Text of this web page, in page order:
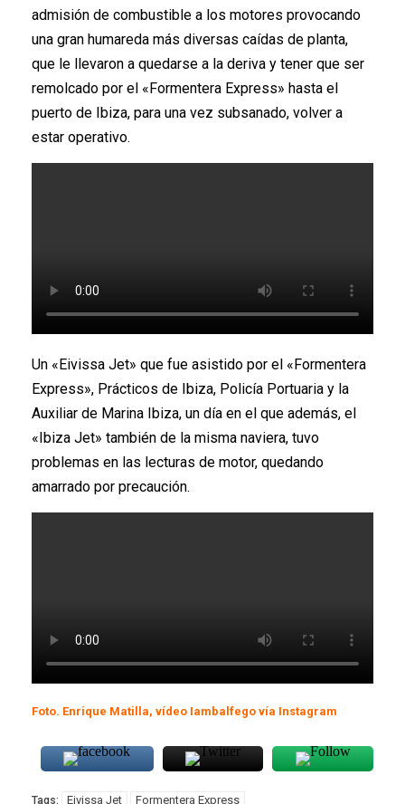
admisión de combustible a los motores provocando
una gran humareda más diversas caídas de planta,
que le llevaron a quedarse a la deriva y tener que ser
remolcado por el «Formentera Express» hasta el
puerto de Ibiza, para una vez subsanado, volver a
estar operativo.
Un «Eivissa Jet» que fue asistido por el «Formentera
Express», Prácticos de Ibiza, Policía Portuaria y la
Auxiliar de Marina Ibiza, un día en el que además, el
«Ibiza Jet» también de la misma naviera, tuvo
problemas en las lecturas de motor, quedando
amarrado por precaución.
Foto. Enrique Matilla, vídeo Iambalfego vía Instagram
Tags: Eivissa Jet Formentera Express